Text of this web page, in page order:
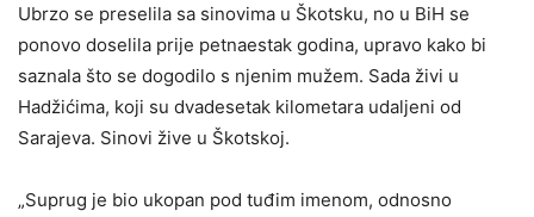
Ubrzo se preselila sa sinovima u Škotsku, no u BiH se
ponovo doselila prije petnaestak godina, upravo kako bi
saznala što se dogodilo s njenim mužem. Sada živi u
Hadžićima, koji su dvadesetak kilometara udaljeni od
Sarajeva. Sinovi žive u Škotskoj.
„Suprug je bio ukopan pod tuđim imenom, odnosno